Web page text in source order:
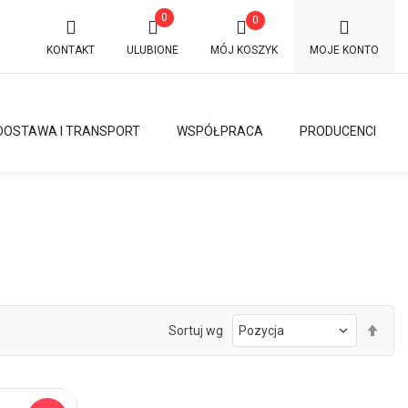
KONTAKT
0
ULUBIONE MÓJ KOSZYK
0
MOJE KONTO
PRODUCENCI
WSPÓŁPRACA
I TRANSPORT
Sortuj wg